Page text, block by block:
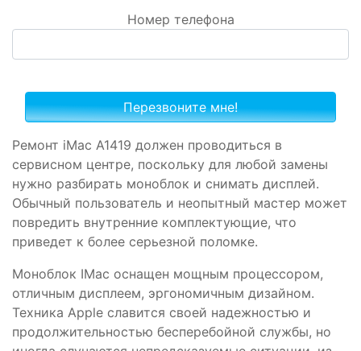
Номер телефона
Ремонт iMac A1419 должен проводиться в
сервисном центре, поскольку для любой замены
нужно разбирать моноблок и снимать дисплей.
Обычный пользователь и неопытный мастер может
повредить внутренние комплектующие, что
приведет к более серьезной поломке.
Моноблок IMac оснащен мощным процессором,
отличным дисплеем, эргономичным дизайном.
Техника Apple славится своей надежностью и
продолжительностью бесперебойной службы, но